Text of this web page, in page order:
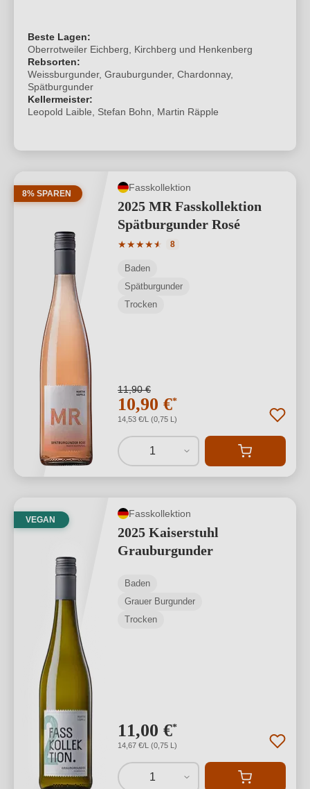
Beste Lagen:
Oberrotweiler Eichberg, Kirchberg und Henkenberg
Rebsorten:
Weissburgunder, Grauburgunder, Chardonnay,
Spätburgunder
Kellermeister:
Leopold Laible, Stefan Bohn, Martin Räpple
8% SPAREN
Fasskollektion
2025 MR Fasskollektion
Spätburgunder Rosé
★★★★★
★
Durchschnittliche Bewertung von 4.63
8
Baden
Spätburgunder
Trocken
11,90 €
10,90 €*
14,53 €/L (0,75 L)
1
VEGAN
Fasskollektion
2025 Kaiserstuhl
Grauburgunder
Baden
Grauer Burgunder
Trocken
11,00 €*
14,67 €/L (0,75 L)
1